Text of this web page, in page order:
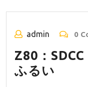
admin 0
Z80：
ふるい